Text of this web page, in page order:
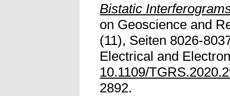
Bistatic
on Geoscience and
(11), Seiten 8026-
Electrical and
10.1109/
2892.